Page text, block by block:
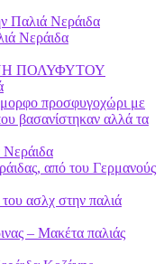
Παλιά Νεράιδα
Νεράιδα
ΠΟΛΥΦΥΤΟΥ
προσφυγοχώρι με
βασανίστηκαν αλλά τα
από του Γερμανούς
ασλχ στην παλιά
– Μακέτα παλιάς